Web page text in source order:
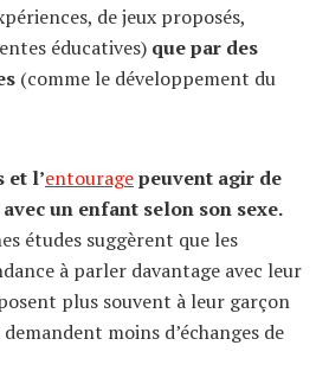
de jeux proposés,
éducatives) que par des
(comme le développement du
et l’entouragepeuvent agir de
un enfant selon son sexe.
études suggèrent que les
à parler davantage avec leur
plus souvent à leur garçon
moins d’échanges de